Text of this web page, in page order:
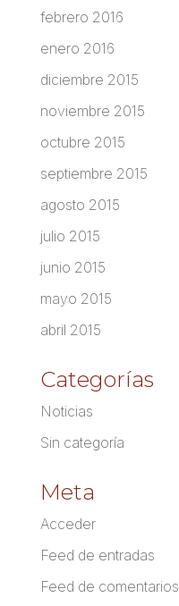
febrero 2016
enero 2016
diciembre 2015
noviembre 2015
octubre 2015
septiembre 2015
agosto 2015
julio 2015
junio 2015
mayo 2015
abril 2015
Categorías
Noticias
Sin categoría
Meta
Acceder
Feed de entradas
Feed de comentarios